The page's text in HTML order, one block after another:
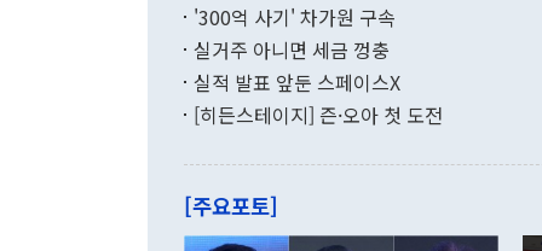
"우리의 선
관은 업무
이 9월 러시
기록했지만
로 전환됐다.
는 배당수입
였던 올해 3
'300억 사기' 차가원 구속
실거주 아니면 세금 껑충
실적 발표 앞둔 스페이스X
[히든스테이지] 즌·오아 첫 도전
[주요포토]